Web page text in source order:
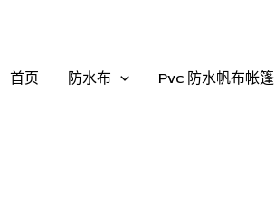
首页 防水布 Pvc 防水帆布帐篷